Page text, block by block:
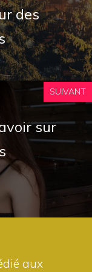
des
SUIVANT
sur
aux